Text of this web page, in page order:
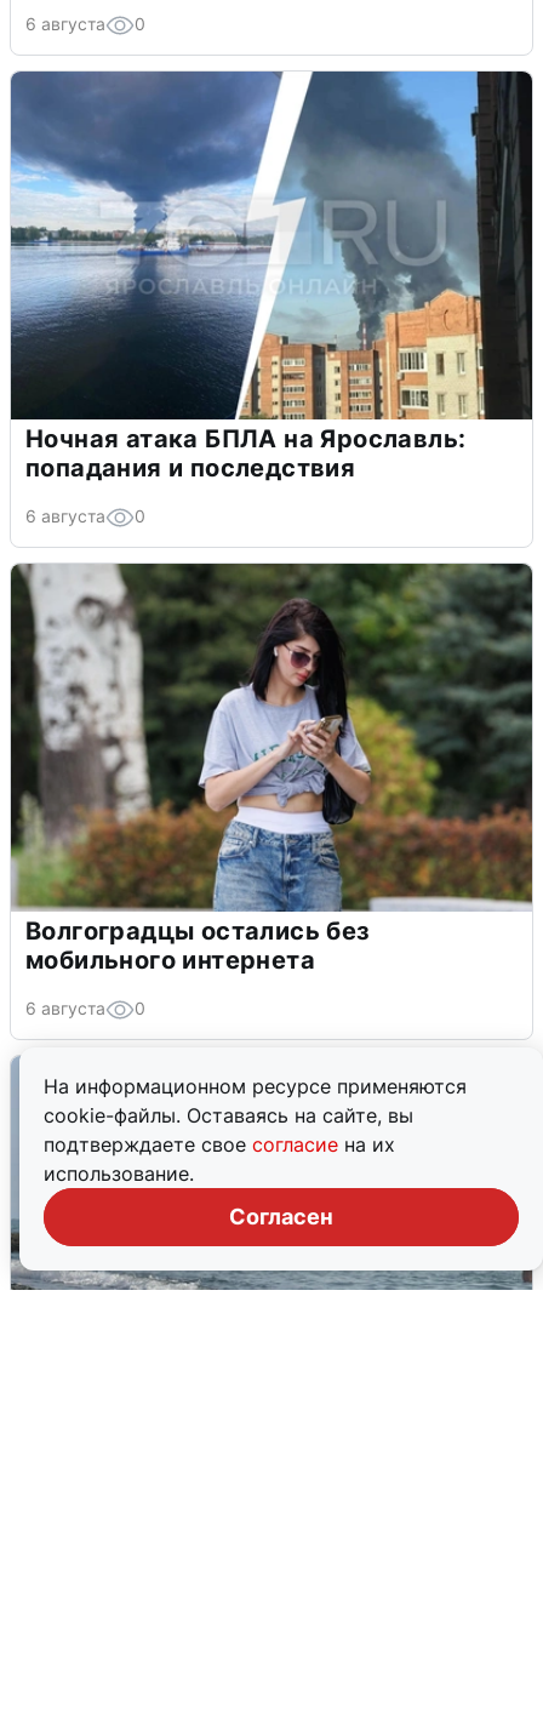
На информационном ресурсе применяются
cookie-файлы. Оставаясь на сайте, вы
подтверждаете свое согласие на их
использование.
Согласен
6 августа 0
Ночная атака БПЛА на Ярославль:
попадания и последствия
6 августа 0
Волгоградцы остались без
мобильного интернета
6 августа 0